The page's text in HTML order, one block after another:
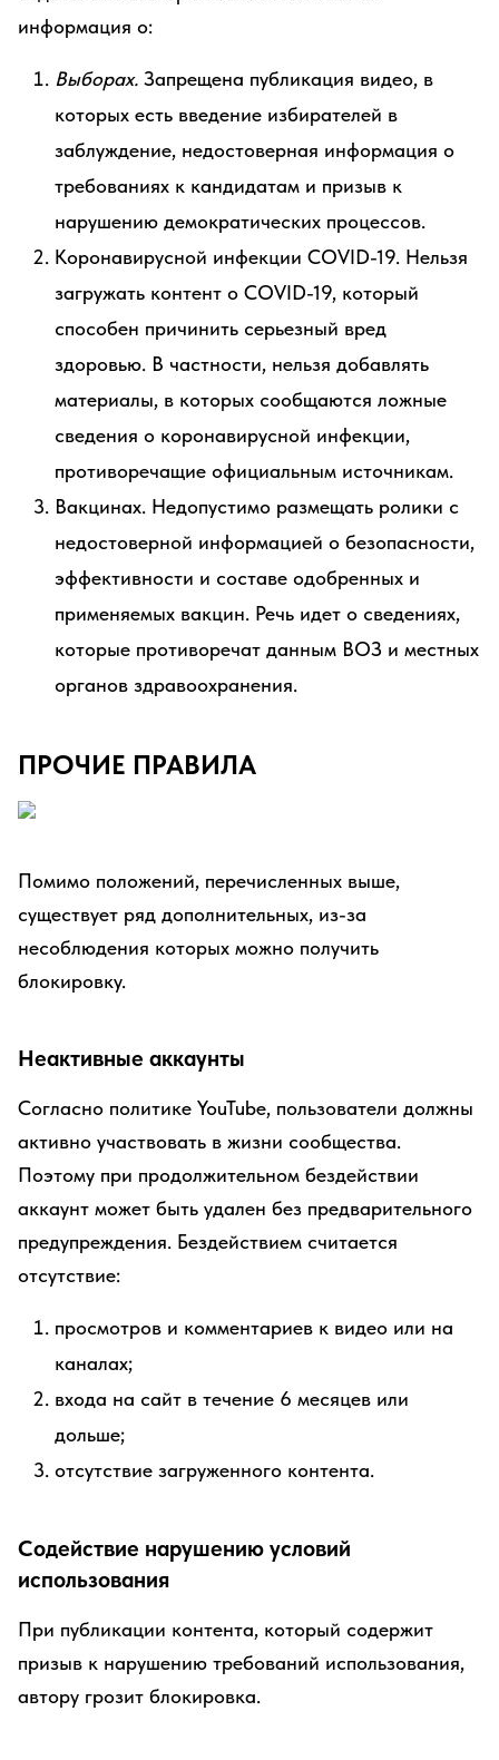
информация о:
Выборах. Запрещена публикация видео, в
которых есть введение избирателей в
заблуждение, недостоверная информация о
требованиях к кандидатам и призыв к
нарушению демократических процессов.
Коронавирусной инфекции COVID-19. Нельзя
загружать контент о COVID-19, который
способен причинить серьезный вред
здоровью. В частности, нельзя добавлять
материалы, в которых сообщаются ложные
сведения о коронавирусной инфекции,
противоречащие официальным источникам.
Вакцинах. Недопустимо размещать ролики с
недостоверной информацией о безопасности,
эффективности и составе одобренных и
применяемых вакцин. Речь идет о сведениях,
которые противоречат данным ВОЗ и местных
органов здравоохранения.
ПРОЧИЕ ПРАВИЛА
Помимо положений, перечисленных выше,
существует ряд дополнительных, из-за
несоблюдения которых можно получить
блокировку.
Неактивные аккаунты
Согласно политике YouTube, пользователи должны
активно участвовать в жизни сообщества.
Поэтому при продолжительном бездействии
аккаунт может быть удален без предварительного
предупреждения. Бездействием считается
отсутствие:
просмотров и комментариев к видео или на
каналах;
входа на сайт в течение 6 месяцев или
дольше;
отсутствие загруженного контента.
Содействие нарушению условий
использования
При публикации контента, который содержит
призыв к нарушению требований использования,
автору грозит блокировка.